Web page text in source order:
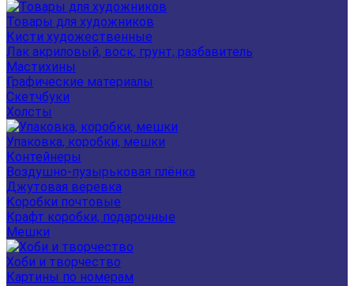
Товары для художников
Кисти художественные
Лак акриловый, воск, грунт, разбавитель
Мастихины
Графические материалы
Скетчбуки
Холсты
Упаковка, коробки, мешки
Контейнеры
Воздушно-пузырьковая плёнка
Джутовая веревка
Коробки почтовые
Крафт коробки, подарочные
Мешки
Хоби и творчество
Картины по номерам